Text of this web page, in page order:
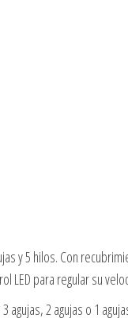
y 5 hilos. Con
LED para regular su
2 agujas o 1